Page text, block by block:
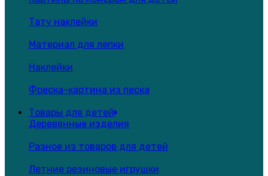
Тату наклейки
Материал для лепки
Наклейки
Фреска-картина из песка
Товары для детей
Деревянные изделия
Разное из товаров для детей
Летние резиновые игрушки